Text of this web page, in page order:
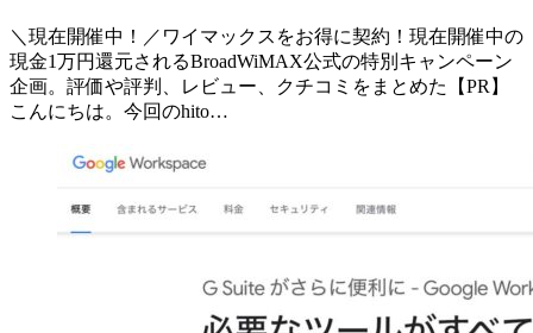
＼現在開催中！／ワイマックスをお得に契約！現在開催中の
現金1万円還元されるBroadWiMAX公式の特別キャンペーン
企画。評価や評判、レビュー、クチコミをまとめた【PR】
こんにちは。今回のhito…